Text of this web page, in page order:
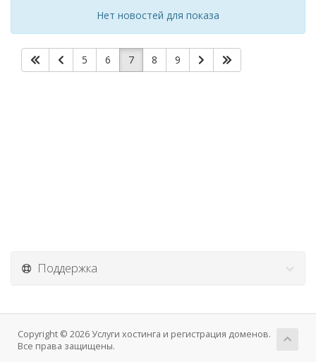
Нет новостей для показа
5 6 7 8 9
Поддержка
Copyright © 2026 Услуги хостинга и регистрация доменов.
Все права защищены.